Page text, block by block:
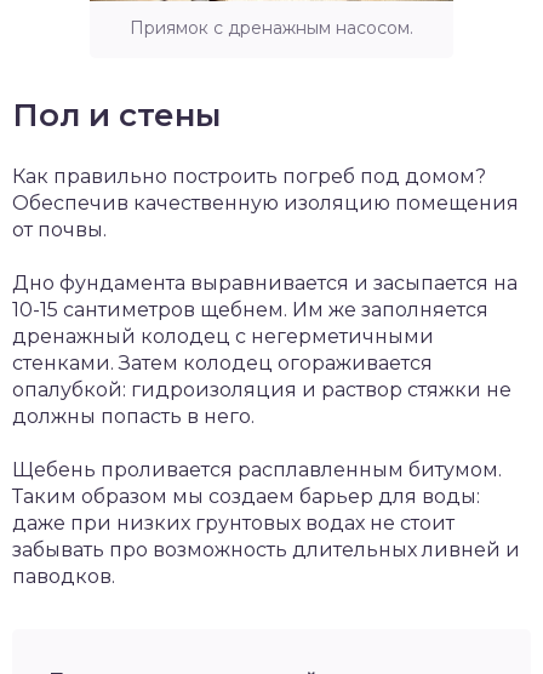
Приямок с дренажным насосом.
Пол и стены
Как правильно построить погреб под домом?
Обеспечив качественную изоляцию помещения
от почвы.
Дно фундамента выравнивается и засыпается на
10-15 сантиметров щебнем. Им же заполняется
дренажный колодец с негерметичными
стенками. Затем колодец огораживается
опалубкой: гидроизоляция и раствор стяжки не
должны попасть в него.
Щебень проливается расплавленным битумом.
Таким образом мы создаем барьер для воды:
даже при низких грунтовых водах не стоит
забывать про возможность длительных ливней и
паводков.